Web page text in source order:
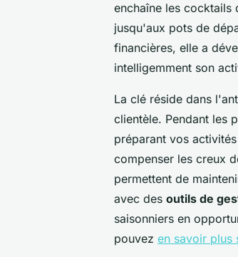
enchaîne les cocktails
jusqu'aux pots de
financières, elle a
intelligemment son
La clé réside dans
clientèle. Pendant les
préparant vos
compenser les creux
permettent de
avec des outils de
saisonniers en
pouvez en savoir plus